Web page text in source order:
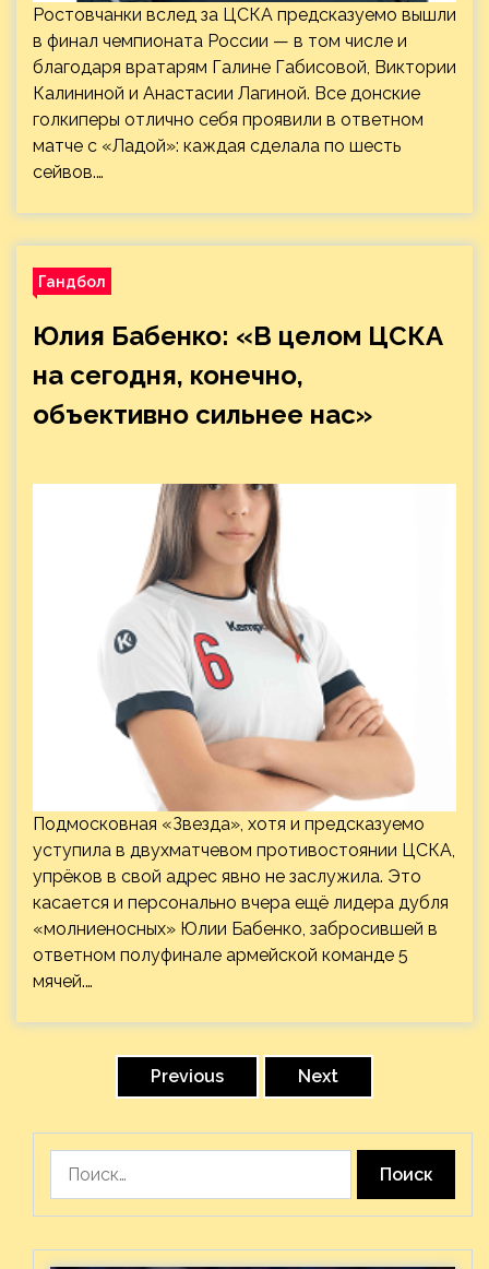
Ростовчанки вслед за ЦСКА предсказуемо вышли
в финал чемпионата России — в том числе и
благодаря вратарям Галине Габисовой, Виктории
Калининой и Анастасии Лагиной. Все донские
голкиперы отлично себя проявили в ответном
матче с «Ладой»: каждая сделала по шесть
сейвов.…
Гандбол
Юлия Бабенко: «В целом ЦСКА
на сегодня, конечно,
объективно сильнее нас»
Подмосковная «Звезда», хотя и предсказуемо
уступила в двухматчевом противостоянии ЦСКА,
упрёков в свой адрес явно не заслужила. Это
касается и персонально вчера ещё лидера дубля
«молниеносных» Юлии Бабенко, забросившей в
ответном полуфинале армейской команде 5
мячей.…
Previous Next